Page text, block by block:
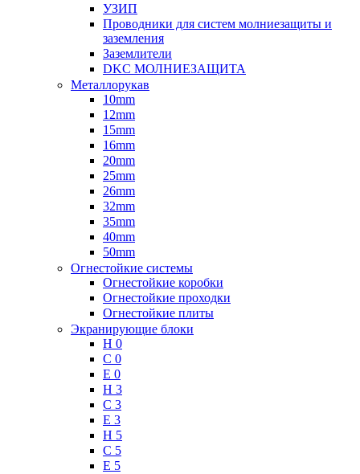
УЗИП
Проводники для систем молниезащиты и
заземления
Заземлители
DKC МОЛНИЕЗАЩИТА
Металлорукав
10mm
12mm
15mm
16mm
20mm
25mm
26mm
32mm
35mm
40mm
50mm
Огнестойкие системы
Огнестойкие коробки
Огнестойкие проходки
Огнестойкие плиты
Экранирующие блоки
H 0
C 0
E 0
H 3
C 3
E 3
H 5
C 5
E 5